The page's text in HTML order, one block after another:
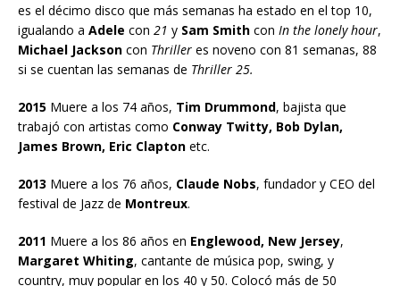
es el décimo disco que más semanas ha estado en el top 10,
igualando a Adele con 21 y Sam Smith con In the lonely hour,
Michael Jackson con Thriller es noveno con 81 semanas, 88
si se cuentan las semanas de Thriller 25.
2015 Muere a los 74 años, Tim Drummond, bajista que
trabajó con artistas como Conway Twitty, Bob Dylan,
James Brown, Eric Clapton etc.
2013 Muere a los 76 años, Claude Nobs, fundador y CEO del
festival de Jazz de Montreux.
2011 Muere a los 86 años en Englewood, New Jersey,
Margaret Whiting, cantante de música pop, swing, y
country, muy popular en los 40 y 50. Colocó más de 50